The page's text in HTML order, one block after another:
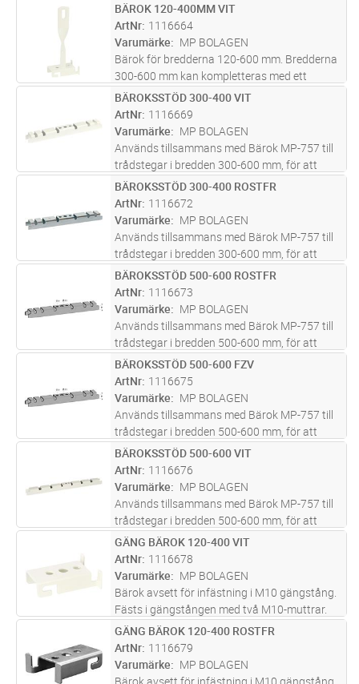
ST Lägg i kundvagn
BÄROK 120-400MM VIT
ArtNr 1116664
Varumärke
MP BOLAGEN
Bärok för bredderna 120-600 mm. Bredderna
300-600 mm kan kompletteras med ett
bäroks­stöd för att förhindra att kanterna
böjer ner. Maxlast = 80 kg. Brottlast = 1,7 ggr
maxlast.
ST Lägg i kundvagn
BÄROKSSTÖD 300-400 VIT
ArtNr 1116669
Varumärke
MP BOLAGEN
Används tillsammans med Bärok MP-757 till
trådstegar i bredden 300-600 mm, för att
förhindra att trådstegen böjer ner vid större
laster. Stödet skruvas fast i bäroket med
montageskruv MP-937 efter at
ST Lägg i kundvagn
BÄROKSSTÖD 300-400 ROSTFR
ArtNr 1116672
Varumärke
MP BOLAGEN
Används tillsammans med Bärok MP-757 till
trådstegar i bredden 300-600 mm, för att
förhindra att trådstegen böjer ner vid större
laster. Stödet skruvas fast i bäroket med
montageskruv MP-937 efter at
ST Lägg i kundvagn
BÄROKSSTÖD 500-600 ROSTFR
ArtNr 1116673
Varumärke
MP BOLAGEN
Används tillsammans med Bärok MP-757 till
trådstegar i bredden 500-600 mm, för att
förhindra att trådstegen böjer ner vid större
laster. Stödet skruvas fast i bäroket med
montageskruv MP-937 efter at
ST Lägg i kundvagn
BÄROKSSTÖD 500-600 FZV
ArtNr 1116675
Varumärke
MP BOLAGEN
Används tillsammans med Bärok MP-757 till
trådstegar i bredden 500-600 mm, för att
förhindra att trådstegen böjer ner vid större
laster. Stödet skruvas fast i bäroket med
montageskruv MP-937 efter at
ST Lägg i kundvagn
BÄROKSSTÖD 500-600 VIT
ArtNr 1116676
Varumärke
MP BOLAGEN
Används tillsammans med Bärok MP-757 till
trådstegar i bredden 500-600 mm, för att
förhindra att trådstegen böjer ner vid större
laster. Stödet skruvas fast i bäroket med
montageskruv MP-937 efter at
ST Lägg i kundvagn
GÄNG BÄROK 120-400 VIT
ArtNr 1116678
Varumärke
MP BOLAGEN
Bärok avsett för infästning i M10 gängstång.
Fästs i gängstången med två M10-muttrar.
Iakttag försiktighet vid osymmetrisk
belastning.
ST Lägg i kundvagn
GÄNG BÄROK 120-400 ROSTFR
ArtNr 1116679
Varumärke
MP BOLAGEN